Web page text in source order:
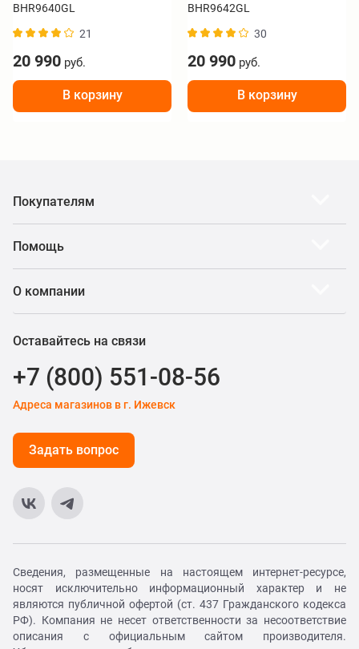
BHR9640GL
21
20 990 руб.
В корзину
BHR9642GL
30
20 990 руб.
В корзину
Покупателям
Помощь
О компании
Оставайтесь на связи
+7 (800) 551-08-56
Адреса магазинов в г. Ижевск
Задать вопрос
Сведения, размещенные на настоящем интернет-ресурсе,
носят исключительно информационный характер и не
являются публичной офертой (ст. 437 Гражданского кодекса
РФ). Компания не несет ответственности за несоответствие
описания с официальным сайтом производителя.